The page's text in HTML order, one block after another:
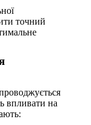
точний
впливати на